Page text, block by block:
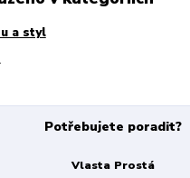
a styl
Potřebujete poradit?
Vlasta Prostá